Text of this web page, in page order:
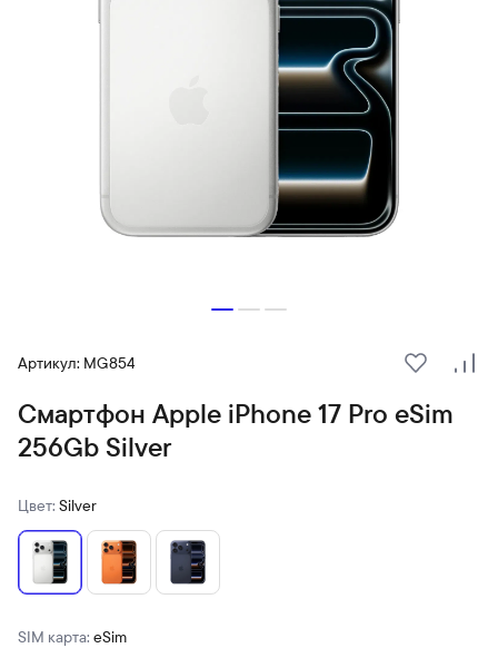
Артикул: MG854
В
Смартфон Apple iPhone 17 Pro eSim
256Gb Silver
Цвет: Silver
SIM карта: eSim